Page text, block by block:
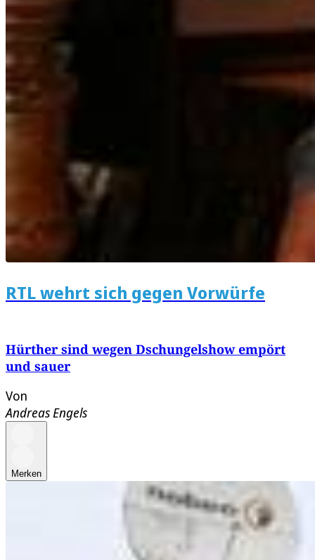
RTL wehrt sich gegen Vorwürfe
Hürther sind wegen Dschungelshow empört
und sauer
Von
Andreas Engels
Merken